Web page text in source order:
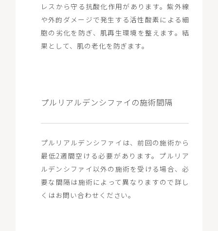
レスから守る抗酸化作用があります。紫外線
や外的ダメージで発生する活性酸素による細
胞の劣化を防ぎ、肌再生環境を整えます。結
果として、肌の老化を防ぎます。
プルリアルデンシファイの施術間隔
プルリアルデンシファイは、前回の施術から
最低2週間空ける必要があります。プルリア
ルデンシファイ以外の施術を受ける場合、必
要な間隔は施術によって異なりますので詳し
くはお問い合わせください。